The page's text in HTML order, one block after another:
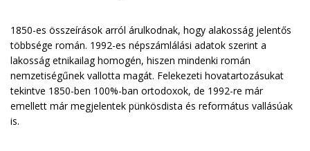
1850-es összeírások arról árulkodnak, hogy alakosság jelentős
többsége román. 1992-es népszámlálási adatok szerint a
lakosság etnikailag homogén, hiszen mindenki román
nemzetiségűnek vallotta magát. Felekezeti hovatartozásukat
tekintve 1850-ben 100%-ban ortodoxok, de 1992-re már
emellett már megjelentek pünkösdista és református vallásúak
is.